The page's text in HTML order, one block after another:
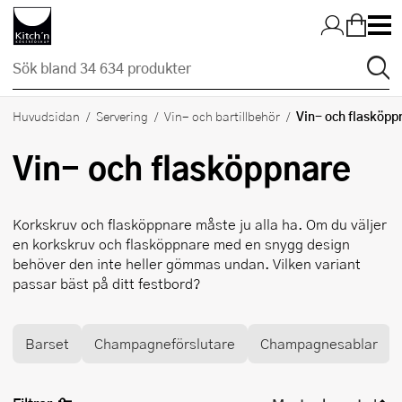
Hopp till huvudinnehållet
Huvudsidan Servering Vin- och bartillbehör Vin- och
Vin- och flasköppnare
Korkskruv och flasköppnare måste ju alla ha. Om du väljer
en korkskruv och flasköppnare med en snygg design
behöver den inte heller gömmas undan. Vilken variant
passar bäst på ditt festbord?
Barset Champagneförslutare Champagnesablar